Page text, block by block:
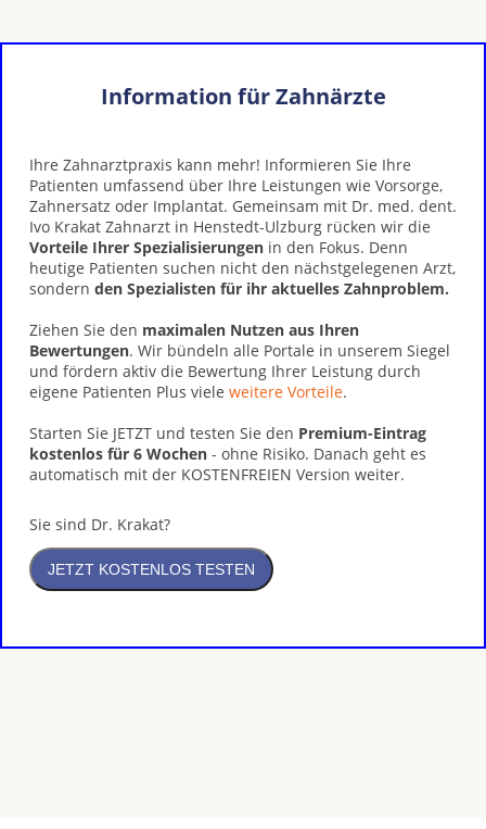
Information für Zahnärzte
Ihre Zahnarztpraxis kann mehr! Informieren Sie Ihre
Patienten umfassend über Ihre Leistungen wie Vorsorge,
Zahnersatz oder Implantat. Gemeinsam mit Dr. med. dent.
Ivo Krakat Zahnarzt in Henstedt-Ulzburg rücken wir die
Vorteile Ihrer Spezialisierungen in den Fokus. Denn
heutige Patienten suchen nicht den nächstgelegenen Arzt,
sondern den Spezialisten für ihr aktuelles Zahnproblem.
Ziehen Sie den maximalen Nutzen aus Ihren
Bewertungen. Wir bündeln alle Portale in unserem Siegel
und fördern aktiv die Bewertung Ihrer Leistung durch
eigene Patienten Plus viele weitere Vorteile.
Starten Sie JETZT und testen Sie den Premium-Eintrag
kostenlos für 6 Wochen - ohne Risiko. Danach geht es
automatisch mit der KOSTENFREIEN Version weiter.
Sie sind Dr. Krakat?